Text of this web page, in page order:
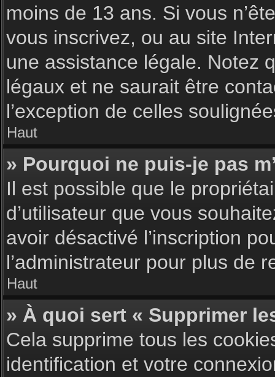
moins de 13 ans. Si vous
vous inscrivez, ou au site
une assistance légale. Notez
légaux et ne saurait être
l’exception de celles
Haut
» Pourquoi ne puis-je pas
Il est possible que le
d’utilisateur que vous
avoir désactivé l’inscription
l’administrateur pour plus de
Haut
» À quoi sert « Supprimer
Cela supprime tous les
identification et votre